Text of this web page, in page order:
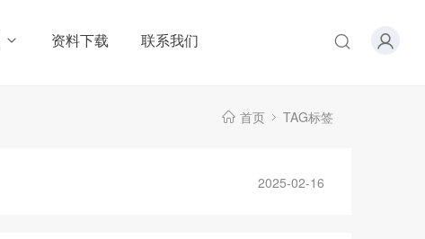
资料下载 联系我们
首页 TAG标签
2025-02-16